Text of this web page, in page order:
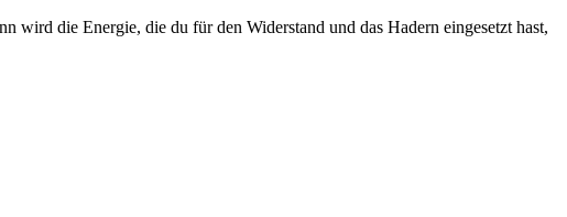
wird die Energie, die du für den Widerstand und das Hadern eingesetzt hast,